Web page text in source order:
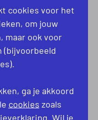
farmacieof
cookies voor het
om jouw
maar ook voor
(bijvoorbeeld
ga je akkoord
cookies zoals
Wil je